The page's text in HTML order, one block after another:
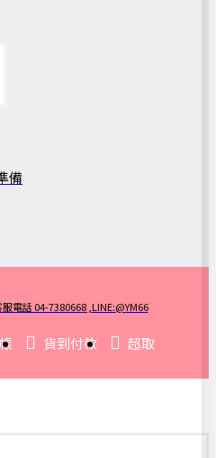
備
服電話 04-7380668 ,LINE:@YM66
貨到付款 超取